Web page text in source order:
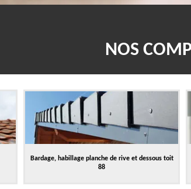
NOS
Bardage, habillage planche de rive et dessous toit
88